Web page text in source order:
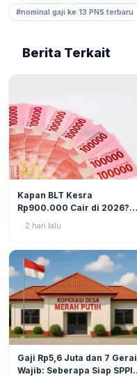
#nominal gaji ke 13 PNS terbaru
Berita Terkait
Kapan BLT Kesra
Rp900.000 Cair di 2026?
2 hari lalu
Gaji Rp5,6 Juta dan 7 Gerai
Wajib: Seberapa Siap SPPI